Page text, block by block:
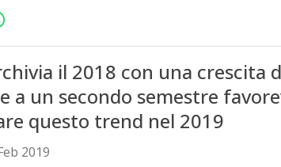
il 2018 con una
a un secondo semestre
questo trend nel 2019
2019